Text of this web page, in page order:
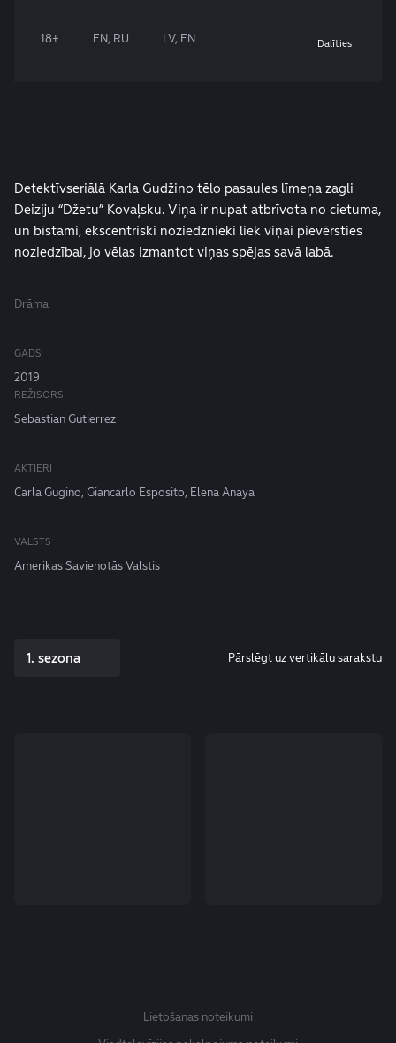
18+ EN, RU LV, EN Dalīties
Detektīvseriālā Karla Gudžino tēlo pasaules līmeņa zagli
Deiziju “Džetu” Kovaļsku. Viņa ir nupat atbrīvota no cietuma,
un bīstami, ekscentriski noziedznieki liek viņai pievērsties
noziedzībai, jo vēlas izmantot viņas spējas savā labā.
Drāma
GADS
2019
REŽISORS
Sebastian Gutierrez
AKTIERI
Carla Gugino, Giancarlo Esposito, Elena Anaya
VALSTS
Amerikas Savienotās Valstis
1. sezona Pārslēgt uz vertikālu sarakstu
Lietošanas noteikumi